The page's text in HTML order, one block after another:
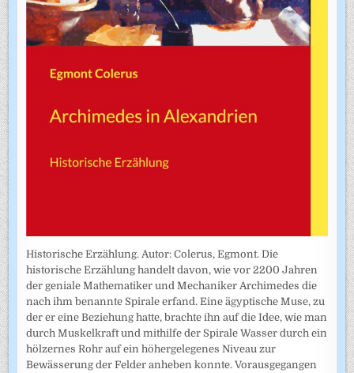
Historische Erzählung. Autor: Colerus, Egmont. Die
historische Erzählung handelt davon, wie vor 2200 Jahren
der geniale Mathematiker und Mechaniker Archimedes die
nach ihm benannte Spirale erfand. Eine ägyptische Muse, zu
der er eine Beziehung hatte, brachte ihn auf die Idee, wie man
durch Muskelkraft und mithilfe der Spirale Wasser durch ein
hölzernes Rohr auf ein höhergelegenes Niveau zur
Bewässerung der Felder anheben konnte. Vorausgegangen